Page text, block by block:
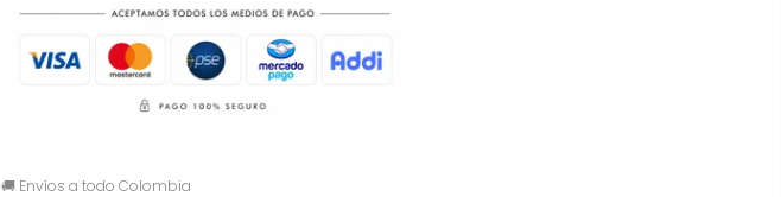
🚚 Envíos a todo Colombia